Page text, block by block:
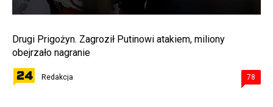
Drugi Prigożyn. Zagroził Putinowi atakiem, miliony
obejrzało nagranie
Redakcja 78